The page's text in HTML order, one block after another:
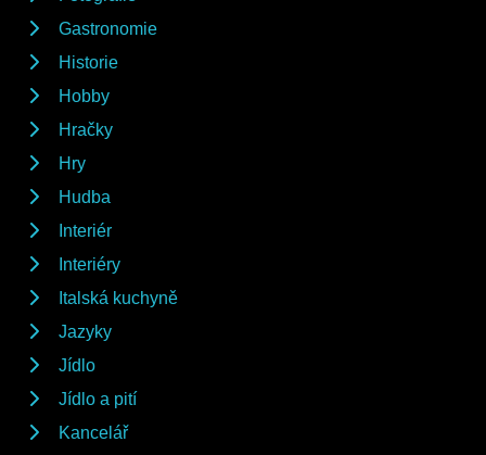
Gastronomie
Historie
Hobby
Hračky
Hry
Hudba
Interiér
Interiéry
Italská kuchyně
Jazyky
Jídlo
Jídlo a pití
Kancelář